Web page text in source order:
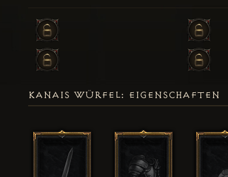
KANAIS WÜRFEL: EIGENSCHAFTEN